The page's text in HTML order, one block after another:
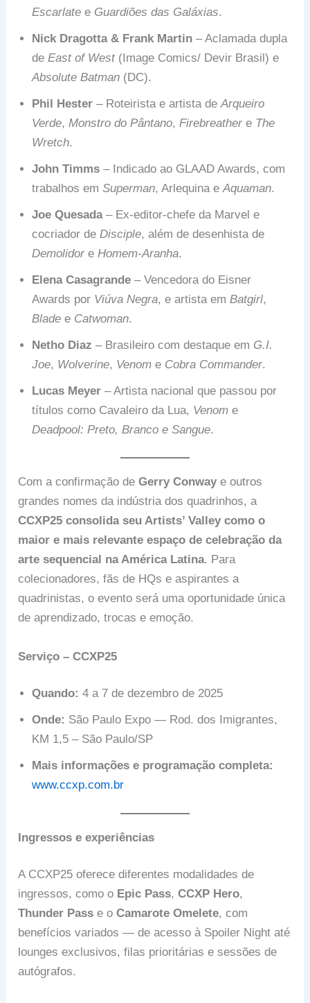
Escarlate e Guardiões das Galáxias.
Nick Dragotta & Frank Martin – Aclamada dupla
deEast of West(Image Comics/ Devir Brasil) e
Absolute Batman (DC).
Phil Hester – Roteirista e artista deArqueiro
Verde,Monstro do Pântano,Firebreather e The
Wretch.
John Timms – Indicado ao GLAAD Awards, com
trabalhos emSuperman, Arlequina eAquaman.
Joe Quesada– Ex-editor-chefe da Marvel e
cocriador deDisciple, além de desenhista de
Demolidor eHomem-Aranha.
Elena Casagrande – Vencedora do Eisner
Awards por Viúva Negra, e artista emBatgirl,
Blade e Catwoman.
Netho Diaz – Brasileiro com destaque em G.I.
Joe, Wolverine, Venom e Cobra Commander.
Lucas Meyer – Artista nacional que passou por
títulos como Cavaleiro da Lua, Venom e
Deadpool: Preto, Branco e Sangue.
Com a confirmação deGerry Conway e outros
grandes nomes da indústria dos quadrinhos, a
CCXP25 consolida seu Artists’ Valley como o
maior e mais relevante espaço de celebração da
arte sequencial na América Latina. Para
colecionadores, fãs de HQs e aspirantes a
quadrinistas, o evento será uma oportunidade única
de aprendizado, trocas e emoção.
Serviço – CCXP25
Quando: 4 a 7 de dezembro de 2025
Onde: São Paulo Expo — Rod. dos Imigrantes,
KM 1,5 – São Paulo/SP
Mais informações e programação completa:
www.ccxp.com.br
Ingressos e experiências
A CCXP25 oferece diferentes modalidades de
ingressos, como o Epic Pass,CCXP Hero,
Thunder Pass e oCamarote Omelete, com
benefícios variados — de acesso à Spoiler Night até
lounges exclusivos, filas prioritárias e sessões de
autógrafos.